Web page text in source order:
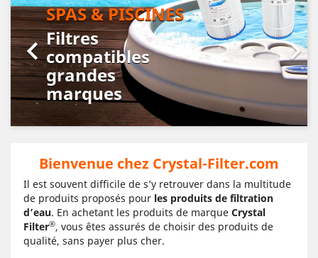
SPAS & PISCINES
Filtres
compatibles
grandes
marques
 
Bienvenue chez Crystal-Filter.com
Il est souvent difficile de s’y retrouver dans la multitude
de produits proposés pour les produits de filtration
d’eau. En achetant les produits de marque Crystal
Filter®, vous êtes assurés de choisir des produits de
qualité, sans payer plus cher.